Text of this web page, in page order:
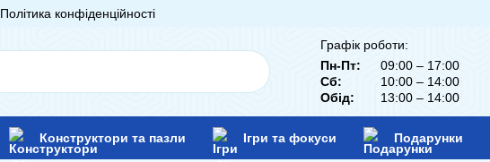
Політика конфіденційності
Графік роботи:
Пн-Пт:
09:00 – 17:00
Сб:
10:00 – 14:00
Обід:
13:00 – 14:00
Конструктори та пазли Ігри та фокуси Подарунки